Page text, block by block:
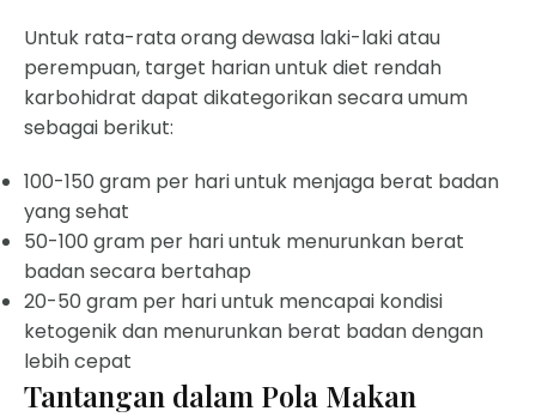
Untuk rata-rata orang dewasa laki-laki atau
perempuan, target harian untuk diet rendah
karbohidrat dapat dikategorikan secara umum
sebagai berikut:
100-150 gram per hari untuk menjaga berat badan
yang sehat
50-100 gram per hari untuk menurunkan berat
badan secara bertahap
20-50 gram per hari untuk mencapai kondisi
ketogenik dan menurunkan berat badan dengan
lebih cepat
Tantangan dalam Pola Makan